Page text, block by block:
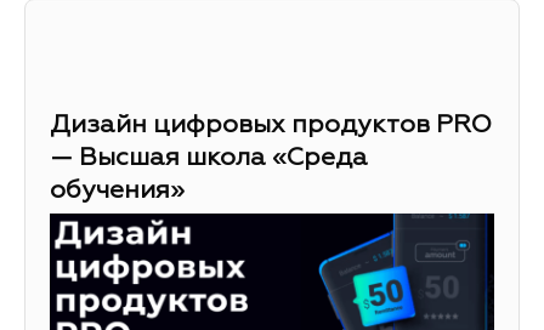
Дизайн цифровых продуктов PRO
— Высшая школа «Среда
обучения»